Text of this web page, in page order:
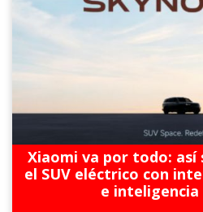
Xiaomi va por todo: así
el SUV eléctrico con
e